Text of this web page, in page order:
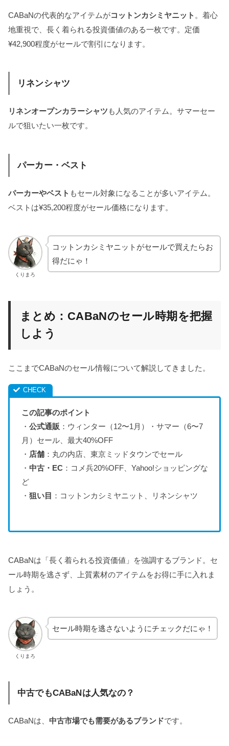
CABaNの代表的なアイテムがコットンカシミヤニット 。着心
地重視で、長く着られる投資価値のある一枚です。定価
¥42,900程度がセールで割引になります。
リネンシャツ
リネンオープンカラーシャツ も人気のアイテム。サマーセー
ルで狙いたい一枚です。
パーカー・ベスト
パーカーやベスト もセール対象になることが多いアイテム。
ベストは¥35,200程度がセール価格になります。
くりまろ
コットンカシミヤニットがセールで買えたらお
得だにゃ！
まとめ：CABaNのセール時期を把握
しよう
ここまでCABaNのセール情報について解説してきました。
この記事のポイント
・ 公式通販 ：ウィンター（12〜1月）・サマー（6〜7
月）セール、最大40%OFF
・ 店舗：丸の内店、東京ミッドタウンでセール
・ 中古・EC：コメ兵20%OFF、Yahoo!ショッピングな
ど
・ 狙い目 ：コットンカシミヤニット、リネンシャツ
CABaNは「長く着られる投資価値」を強調するブランド。セ
ール時期を逃さず、上質素材のアイテムをお得に手に入れま
しょう。
くりまろ
セール時期を逃さないようにチェックだにゃ！
中古でもCABaNは人気なの？
CABaNは、 中古市場でも需要があるブランドです。